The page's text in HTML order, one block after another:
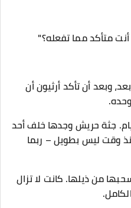
متأكد مما تفعله؟"
وبعد أن تأكد أرثيون أن
جثة حريش وجدها خلف أحد
وقت ليس بطويل – ربما
من ذيلها. كانت لا تزال